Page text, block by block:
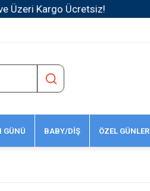
GÜNÜ BABY/DİŞ ÖZEL GÜNLER